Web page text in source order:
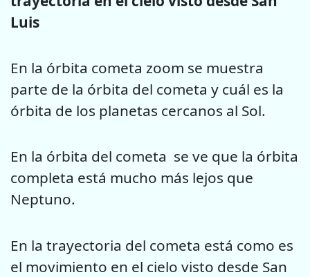
Luis
En la órbita cometa zoom se muestra
parte de la órbita del cometa y cuál es la
órbita de los planetas cercanos al Sol.
En la órbita del cometa se ve que la órbita
completa está mucho más lejos que
Neptuno.
En la trayectoria del cometa está como es
el movimiento en el cielo visto desde San